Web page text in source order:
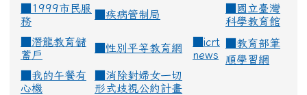
■1999市民服
務
疾病管制局
國立臺灣
科學教育館
潛龍教育儲
蓄戶
性別平等教育網
icrt
news
教育部筆
順學習網
我的午餐有
心機
消除對婦女一切
形式歧視公約計畫